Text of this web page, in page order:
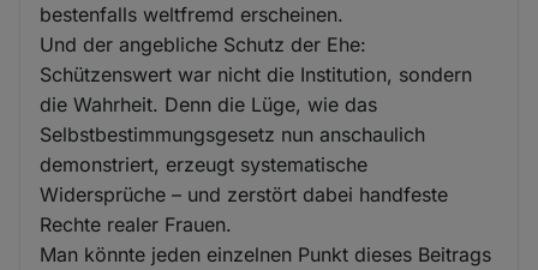
bestenfalls weltfremd erscheinen.
Und der angebliche Schutz der Ehe:
Schützenswert war nicht die Institution, sondern
die Wahrheit. Denn die Lüge, wie das
Selbstbestimmungsgesetz nun anschaulich
demonstriert, erzeugt systematische
Widersprüche – und zerstört dabei handfeste
Rechte realer Frauen.
Man könnte jeden einzelnen Punkt dieses Beitrags